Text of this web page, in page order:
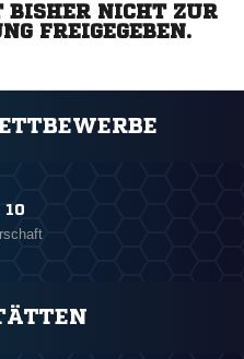
BISHER NICHT ZUR
FREIGEGEBEN.
10